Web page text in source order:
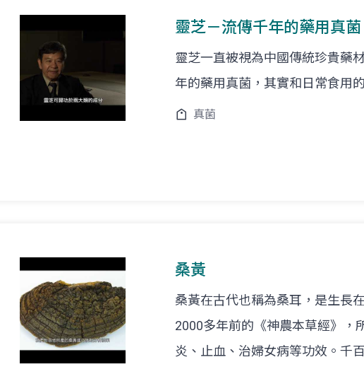
靈芝－流傳千年的藥用真菌
靈芝一直被視為中國傳統珍貴藥
年的藥用真菌，其實和日常食用
真菌
桑黃
桑黃在古代也稱為桑耳，是生長
2000多年前的《神農本草經》，
炎、止血、治婦女病等功效。千